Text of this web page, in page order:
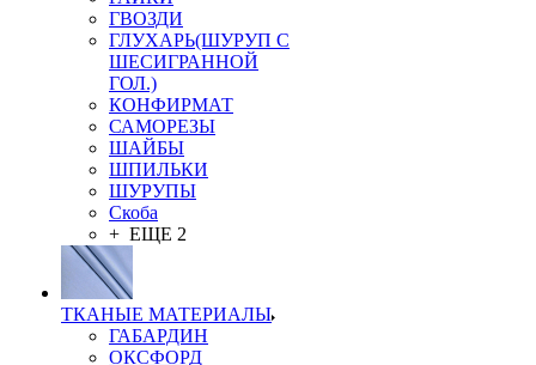
ГВОЗДИ
ГЛУХАРЬ(ШУРУП С
ШЕСИГРАННОЙ
ГОЛ.)
КОНФИРМАТ
САМОРЕЗЫ
ШАЙБЫ
ШПИЛЬКИ
ШУРУПЫ
Скоба
+ ЕЩЕ 2
ТКАНЫЕ МАТЕРИАЛЫ
ГАБАРДИН
ОКСФОРД